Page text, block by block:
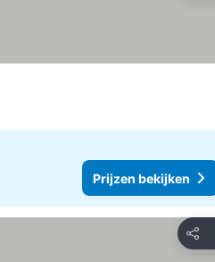
Prijzen bekijken
Delen